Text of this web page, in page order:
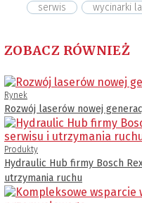
serwis wycinarki
ZOBACZ RÓWNIEŻ
Rynek
Rozwój laserów nowej
Produkty
Hydraulic Hub firmy Bosch
utrzymania ruchu